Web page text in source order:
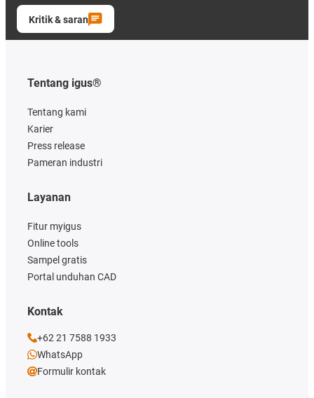
Kritik & saran
Tentang igus®
Tentang kami
Karier
Press release
Pameran industri
Layanan
Fitur myigus
Online tools
Sampel gratis
Portal unduhan CAD
Kontak
+62 21 7588 1933
WhatsApp
Formulir kontak